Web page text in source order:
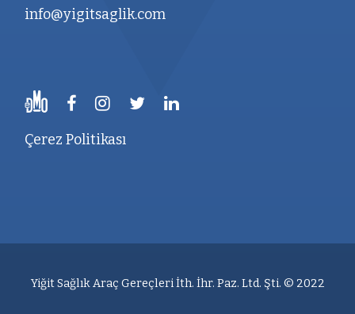
info@yigitsaglik.com
Çerez Politikası
Yiğit Sağlık Araç Gereçleri İth. İhr. Paz. Ltd. Şti. © 2022